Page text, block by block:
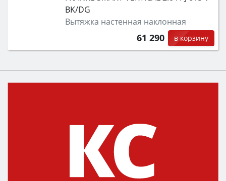
BK/DG
Вытяжка настенная наклонная
61 290 в корзину